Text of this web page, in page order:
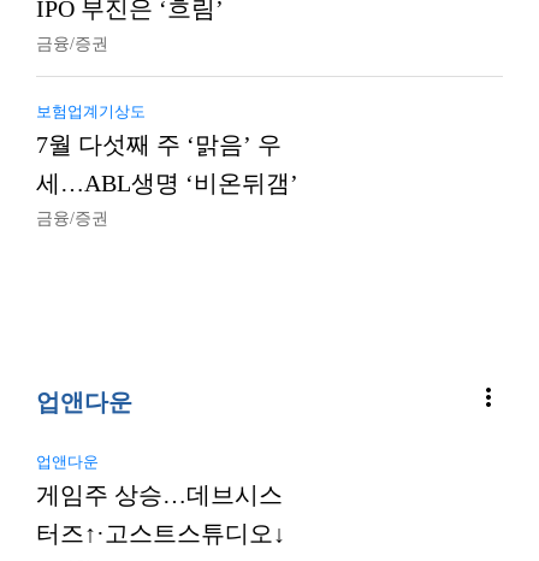
IPO 부진은 ‘흐림’
금융/증권
보험업계기상도
7월 다섯째 주 ‘맑음’ 우
세…ABL생명 ‘비온뒤갬’
금융/증권
업앤다운 more_vert
업앤다운
게임주 상승…데브시스
터즈↑·고스트스튜디오↓